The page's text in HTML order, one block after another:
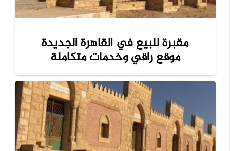
مقبرة للبيع في القاهرة الجديدة
موقع راقي وخدمات متكاملة